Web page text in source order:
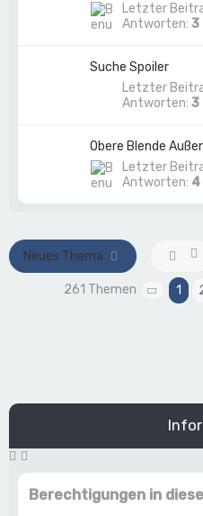
Letzter
Antworten: 3
Suche Spoiler
Letzter
Antworten: 3
Obere Blende
Letzter
Antworten: 4
Neues Thema
261 Themen Seite 1
1
Berechtigungen in